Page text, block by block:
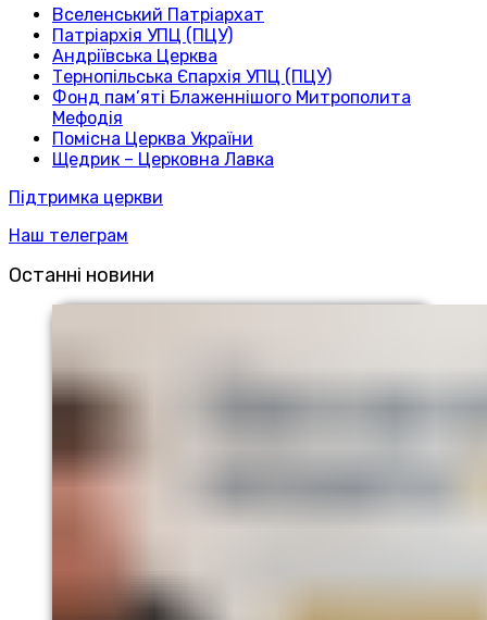
Вселенський Патріархат
Патріархія УПЦ (ПЦУ)
Андріївська Церква
Тернопільська Єпархія УПЦ (ПЦУ)
Фонд пам’яті Блаженнішого Митрополита
Мефодія
Помісна Церква України
Щедрик – Церковна Лавка
Підтримка церкви
Наш телеграм
Останні новини